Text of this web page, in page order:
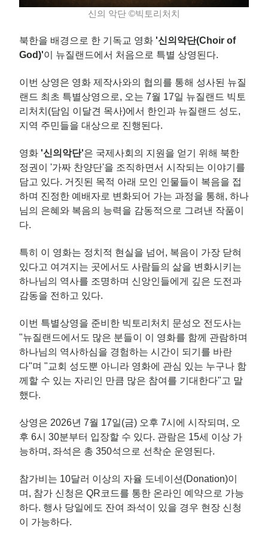
신의 악단 ©빅토리처치
북한을 배경으로 한 기독교 영화 '신의악단(Choir of
God)'​이 뉴질랜드에서 처음으로 특별 상영된다.
이번 상영은 영화 제작사와의 협의를 통해 성사된 뉴질
랜드 최초 특별상영으로, 오는 7월 17일 뉴질랜드 빅토
리처치(담임 이달견 목사)에서 한인과 뉴질랜드 성도,
지역 주민들을 대상으로 진행된다.
영화 '신의악단'​은 국제사회의 지원을 얻기 위해 북한
정권이 '가짜 찬양단'을 조직하면서 시작되는 이야기를
담고 있다. 거짓된 목적 아래 모인 인물들이 복음을 접
하며 진정한 예배자로 변화되어 가는 과정을 통해, 하나
님의 은혜와 복음의 능력을 감동적으로 그려낸 작품이
다.
특히 이 영화는 정치적 현실을 넘어, 복음이 가장 닫혀
있다고 여겨지는 곳에서도 사람들의 삶을 변화시키는
하나님의 역사를 조명하며 신앙인들에게 깊은 도전과
감동을 전하고 있다.
이번 특별상영을 준비한 빅토리처치 문성오 전도사는
"뉴질랜드에서도 많은 분들이 이 영화를 함께 관람하며
하나님의 역사하심을 경험하는 시간이 되기를 바란
다"며 "교회 성도뿐 아니라 영화에 관심 있는 누구나 함
께할 수 있는 자리인 만큼 많은 참여를 기대한다"고 말
했다.
상영은 2026년 7월 17일(금) 오후 7시에 시작되며, 오
후 6시 30분부터 입장할 수 있다. 관람은 15세 이상 가
능하며, 좌석은 총 350석으로 선착순 운영된다.
참가비는 10달러 이상의 자율 도네이션(Donation)이
며, 참가 신청은 QR코드를 통한 온라인 예약으로 가능
하다. 행사 당일에도 잔여 좌석이 있을 경우 현장 신청
이 가능하다.